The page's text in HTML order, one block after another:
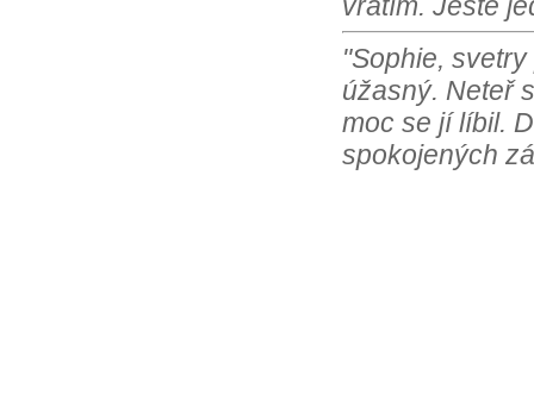
Jsem strašně
vrátím. Ještě
"Sophie,
úžasný. Neteř
moc se jí líbil.